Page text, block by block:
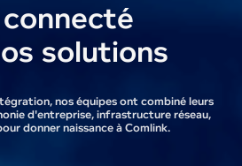
solutions
nos équipes ont combiné leurs
d'entreprise, infrastructure réseau,
donner naissance à Comlink.